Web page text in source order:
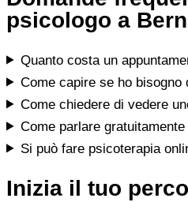
psicologo a
Quanto costa un
Come capire se ho bisogno
Come chiedere di vedere
Come parlare
Si può fare psicoterapia
Inizia il tuo